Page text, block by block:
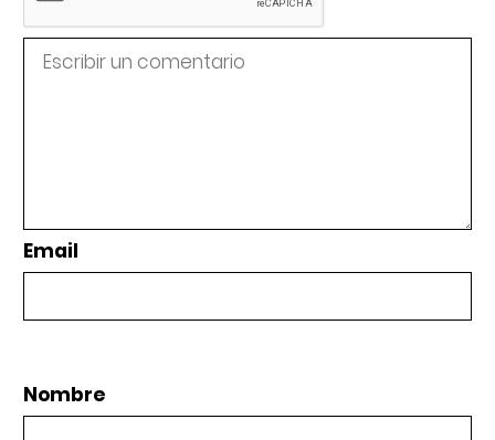
Email
Nombre